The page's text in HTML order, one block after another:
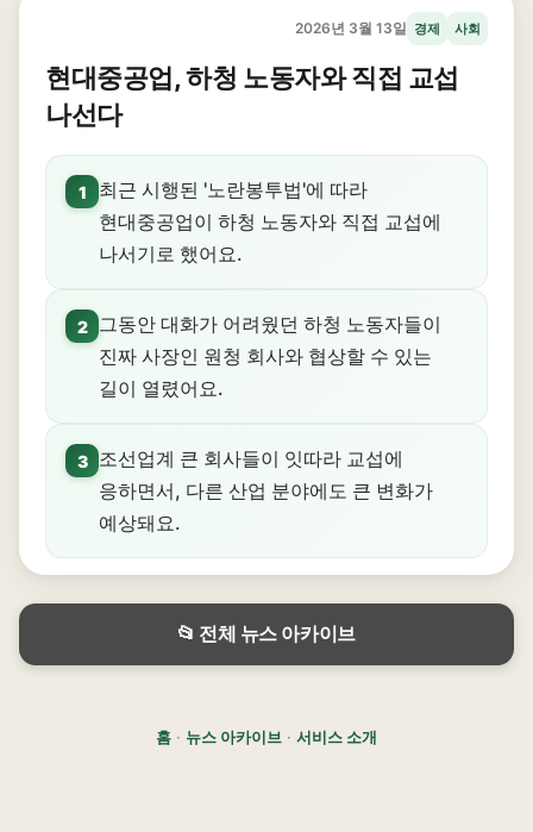
2026년 3월 13일 경제 사회
현대중공업, 하청 노동자와 직접 교섭
나선다
1
최근 시행된 '노란봉투법'에 따라
현대중공업이 하청 노동자와 직접 교섭에
나서기로 했어요.
2
그동안 대화가 어려웠던 하청 노동자들이
진짜 사장인 원청 회사와 협상할 수 있는
길이 열렸어요.
3
조선업계 큰 회사들이 잇따라 교섭에
응하면서, 다른 산업 분야에도 큰 변화가
예상돼요.
📂 전체 뉴스 아카이브
홈 · 뉴스 아카이브 · 서비스 소개